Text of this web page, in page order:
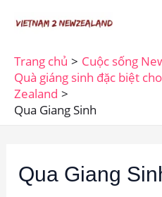
dung
Trang chủ Cuộc sống
Quà giáng sinh đặc biệt
Zealand
Qua Giang Sinh
Qua Giang